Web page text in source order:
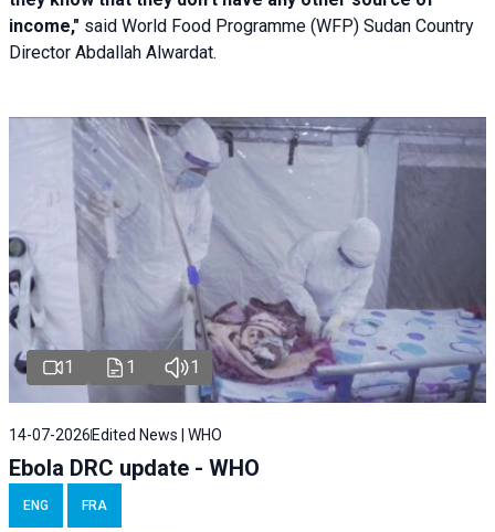
income," said World Food Programme (WFP) Sudan Country
Director Abdallah Alwardat.
1 1 1
14-07-2026 Edited News | WHO
Ebola DRC update - WHO
ENG FRA